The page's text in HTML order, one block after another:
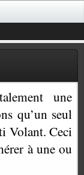
une
qu’un seul
Volant. Ceci
à une ou